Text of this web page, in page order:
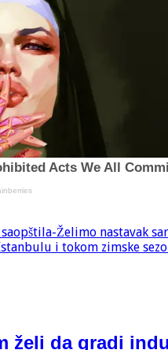
Želimo nastavak
i tokom zimske
želi da gradi